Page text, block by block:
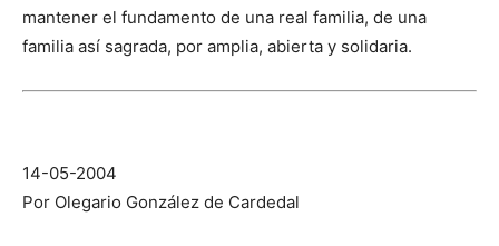
mantener el fundamento de una real familia, de una
familia así sagrada, por amplia, abierta y solidaria.
14-05-2004
Por Olegario González de Cardedal